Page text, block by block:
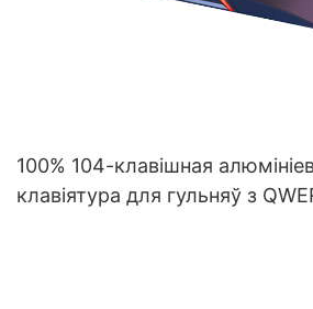
100% 104-клавішная
клавіятура для гульняў з